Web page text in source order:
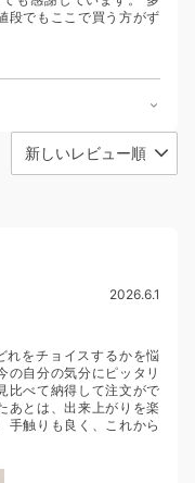
段でもここで買う方がず
2026.6.1
れをチョイスするかを悩
の自分の気分にピッタリ
比べて納得して注文がで
あとは、出来上がりを楽
手触りも良く、これから